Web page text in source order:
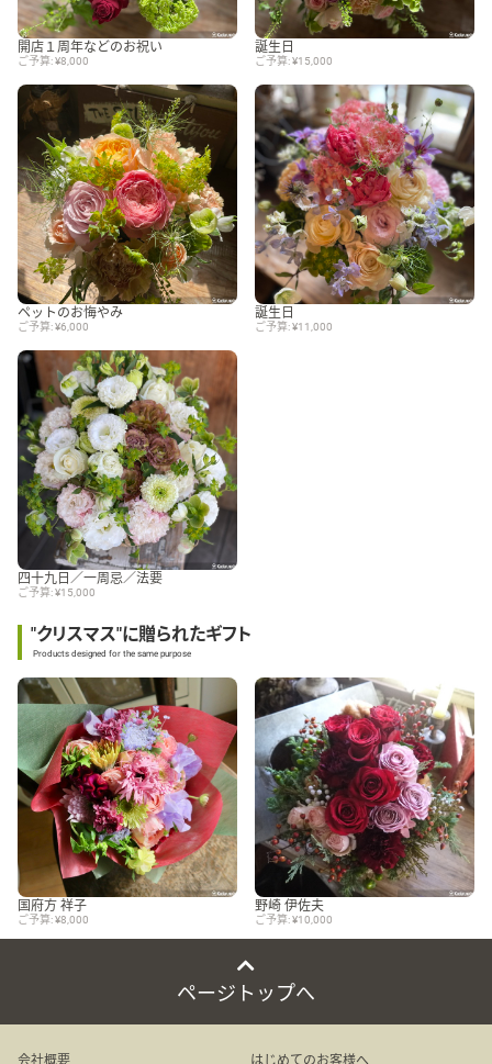
開店１周年などのお祝い
ご予算: ¥8,000
誕生日
ご予算: ¥15,000
ペットのお悔やみ
ご予算: ¥6,000
誕生日
ご予算: ¥11,000
四十九日／一周忌／法要
ご予算: ¥15,000
"クリスマス"に贈られたギフト
Products designed for the same purpose
国府方 祥子
ご予算: ¥8,000
野崎 伊佐夫
ご予算: ¥10,000
ページトップへ
会社概要 はじめてのお客様へ